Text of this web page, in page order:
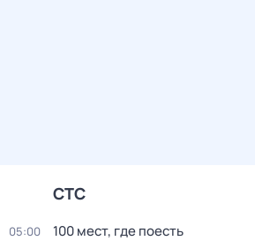
СТС
05:00 100 мест, где поесть